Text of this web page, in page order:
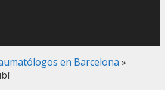
en Barcelona »